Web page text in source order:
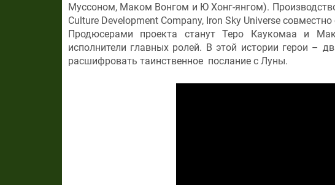
Муссоном, Маком Вонгом и Ю Хонг-янгом).
Culture Development Company, Iron Sky Universe
Продюсерами проекта станут Теро Каукомаа и
исполнители главных ролей. В этой истории герои –
расшифровать таинственное послание с Луны.